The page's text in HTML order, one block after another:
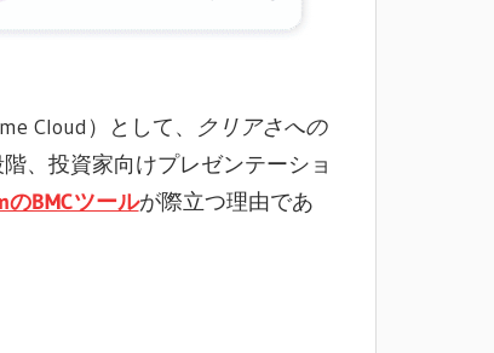
Cloud）として、
クリアさへの
、投資家向けプレゼンテーショ
のBMCツールが際立つ理由であ